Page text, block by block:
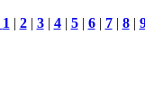
1| 2| 3| 4| 5| 6| 7| 8|